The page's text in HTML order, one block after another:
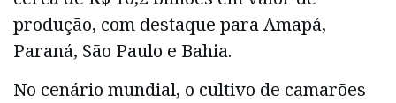
produção, com destaque para Amapá,
Paraná, São Paulo e Bahia.
No cenário mundial, o cultivo de camarões